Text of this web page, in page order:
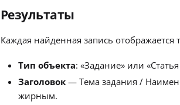
Результаты
Каждая найденная запись отображается
Тип объекта: «Задание» или
Заголовок — Тема задания /
жирным.